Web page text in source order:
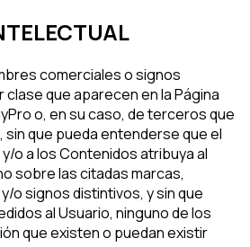
comerciales o signos
que aparecen en la Página
o, en su caso, de terceros que
sin que pueda entenderse que el
o a los Contenidos atribuya al
sobre las citadas marcas,
o signos distintivos, y sin que
al Usuario, ninguno de los
que existen o puedan existir